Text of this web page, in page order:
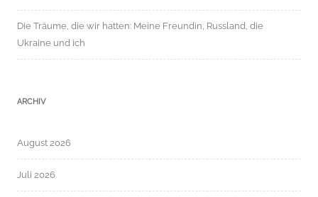
Die Träume, die wir hatten: Meine Freundin, Russland, die
Ukraine und ich
ARCHIV
August 2026
Juli 2026